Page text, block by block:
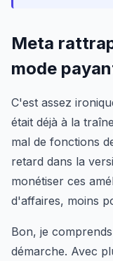
Meta
mode
C'est assez
était déjà à la
mal de fonctions
retard dans la
monétiser ces
d'affaires, moins
Bon, je
démarche. Avec